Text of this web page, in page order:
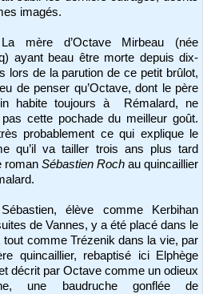
imagés.
La mère d’Octave Mirbeau (née
ayant beau être morte depuis dix-
lors de la parution de ce petit brûlot,
de penser qu’Octave, dont le père
habite toujours à Rémalard, ne
cette pochade du meilleur goût.
probablement ce qui explique le
qu’il va tailler trois ans plus tard
roman Sébastien Roch au quincaillier
Sébastien, élève comme Kerbihan
de Vannes, y a été placé dans le
tout comme Trézenik dans la vie, par
quincaillier, rebaptisé ici Elphège
décrit par Octave comme un odieux
une baudruche gonflée de